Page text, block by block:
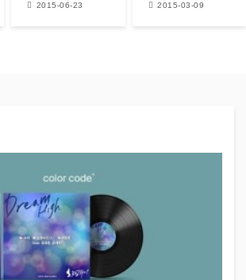
2015-06-23 2015-03-09